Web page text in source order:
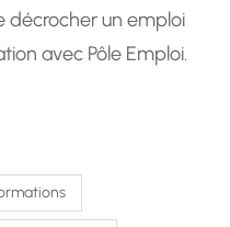
décrocher un emploi
avec Pôle Emploi.